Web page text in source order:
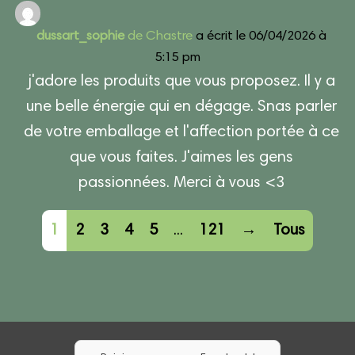
dussart_sophie de Chastre a écrit le 06/04/2026 à
5:15 pm
j'adore les produits que vous proposez. Il y a
une belle énergie qui en dégage. Snas parler
de votre emballage et l'affection portée à ce
que vous faites. J'aimes les gens
passionnées. Merci à vous <3
Navigation
dans
1 2 3 4 5 ... 121 → Tous